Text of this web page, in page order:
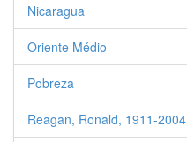
Nicaragua
Oriente Médio
Pobreza
Reagan, Ronald, 1911-2004